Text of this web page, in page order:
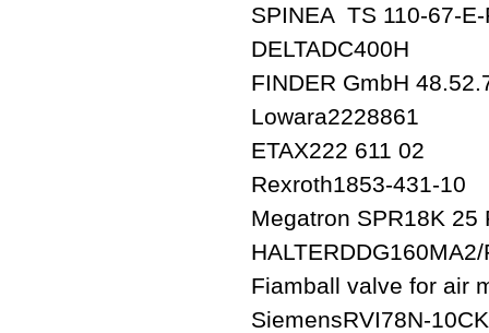
SPINEA TS 110-67-
DELTADC400H
FINDER GmbH
Lowara2228861
ETAX222 611 02
Rexroth1853-431-10
Megatron SPR18K 25
Fiamball valve for air
SiemensRVI78N-